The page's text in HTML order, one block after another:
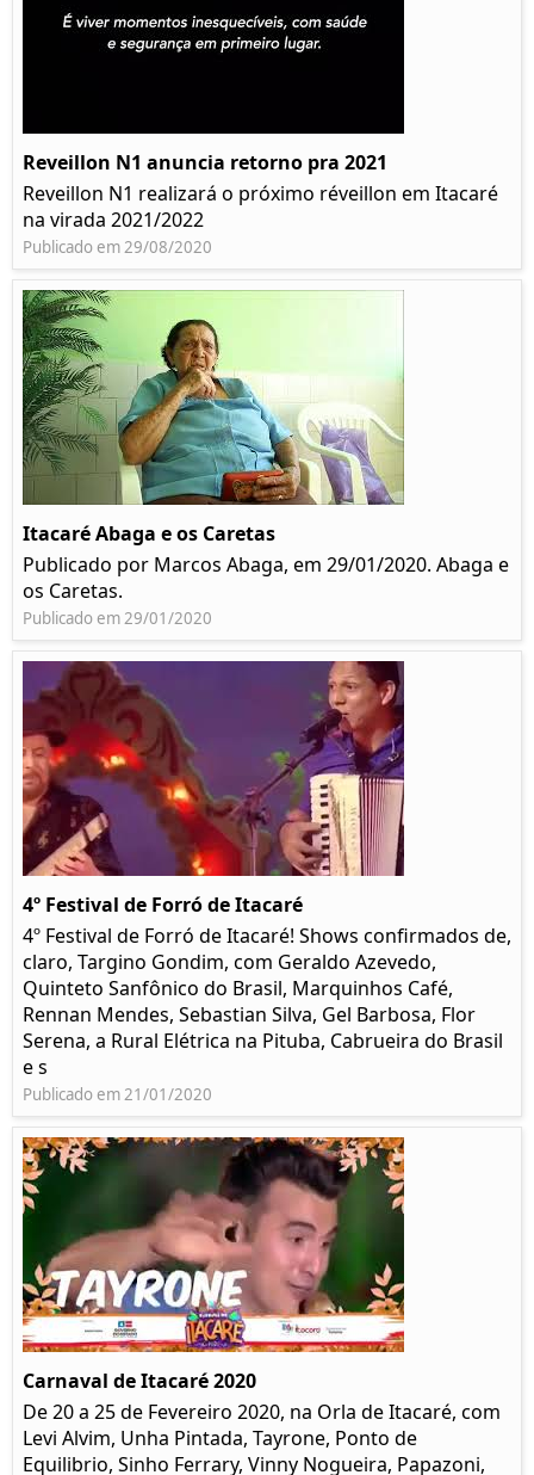
Reveillon N1 anuncia retorno pra 2021
Reveillon N1 realizará o próximo réveillon em Itacaré
na virada 2021/2022
Publicado em 29/08/2020
Itacaré Abaga e os Caretas
Publicado por Marcos Abaga, em 29/01/2020. Abaga e
os Caretas.
Publicado em 29/01/2020
4º Festival de Forró de Itacaré
4º Festival de Forró de Itacaré! Shows confirmados de,
claro, Targino Gondim, com Geraldo Azevedo,
Quinteto Sanfônico do Brasil, Marquinhos Café,
Rennan Mendes, Sebastian Silva, Gel Barbosa, Flor
Serena, a Rural Elétrica na Pituba, Cabrueira do Brasil
e s
Publicado em 21/01/2020
Carnaval de Itacaré 2020
De 20 a 25 de Fevereiro 2020, na Orla de Itacaré, com
Levi Alvim, Unha Pintada, Tayrone, Ponto de
Equilibrio, Sinho Ferrary, Vinny Nogueira, Papazoni,